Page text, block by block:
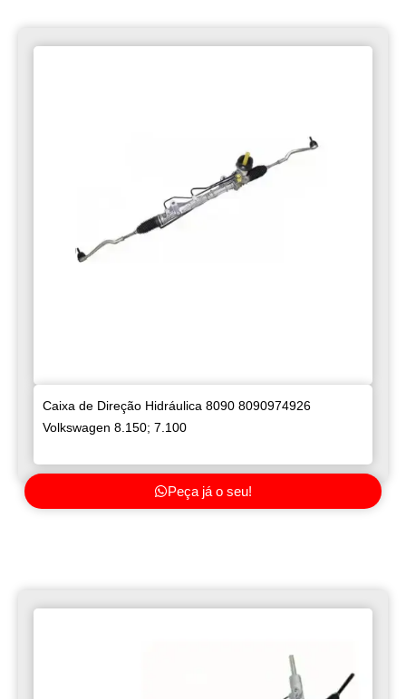
Caixa de Direção Hidráulica 8090 8090974926
Volkswagen 8.150; 7.100
Peça já o seu!